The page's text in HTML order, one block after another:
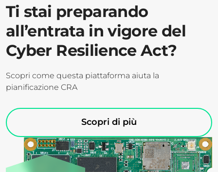
Ti stai preparando
all’entrata in vigore del
Cyber Resilience Act?
Scopri come questa piattaforma aiuta la
pianificazione CRA
Scopri di più